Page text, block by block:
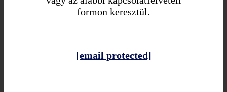
formon keresztül.
[email protected]